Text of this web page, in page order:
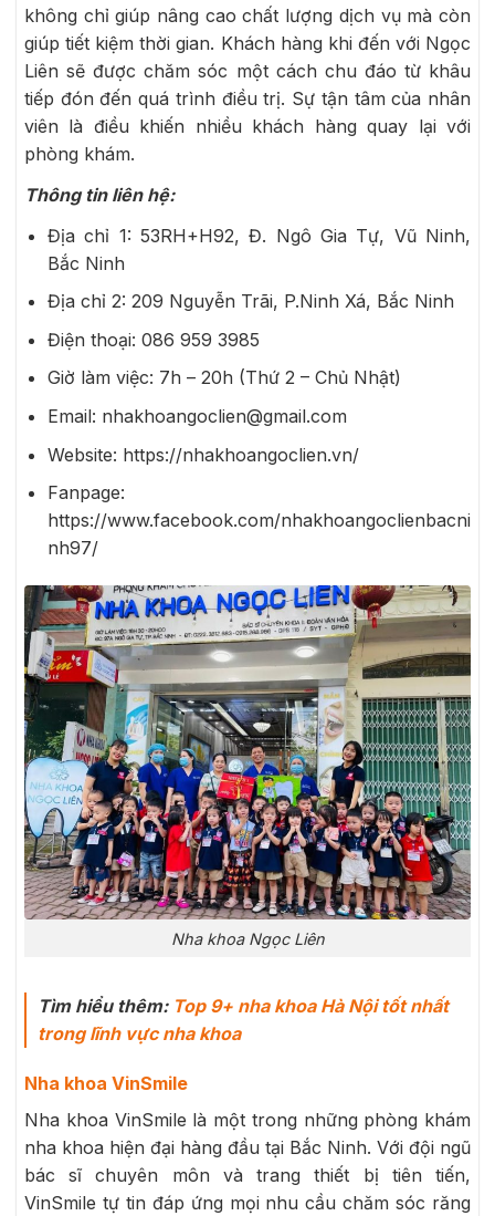
không chỉ giúp nâng cao chất lượng dịch vụ mà còn
giúp tiết kiệm thời gian. Khách hàng khi đến với Ngọc
Liên sẽ được chăm sóc một cách chu đáo từ khâu
tiếp đón đến quá trình điều trị. Sự tận tâm của nhân
viên là điều khiến nhiều khách hàng quay lại với
phòng khám.
Thông tin liên hệ:
Địa chỉ 1: 53RH+H92, Đ. Ngô Gia Tự, Vũ Ninh,
Bắc Ninh
Địa chỉ 2: 209 Nguyễn Trãi, P.Ninh Xá, Bắc Ninh
Điện thoại: 086 959 3985
Giờ làm việc: 7h – 20h (Thứ 2 – Chủ Nhật)
Email: nhakhoangoclien@gmail.com
Website: https://nhakhoangoclien.vn/
Fanpage:
https://www.facebook.com/nhakhoangoclienbacni
nh97/
Nha khoa Ngọc Liên
Tìm hiểu thêm: Top 9+ nha khoa Hà Nội tốt nhất
trong lĩnh vực nha khoa
Nha khoa VinSmile
Nha khoa VinSmile là một trong những phòng khám
nha khoa hiện đại hàng đầu tại Bắc Ninh. Với đội ngũ
bác sĩ chuyên môn và trang thiết bị tiên tiến,
VinSmile tự tin đáp ứng mọi nhu cầu chăm sóc răng